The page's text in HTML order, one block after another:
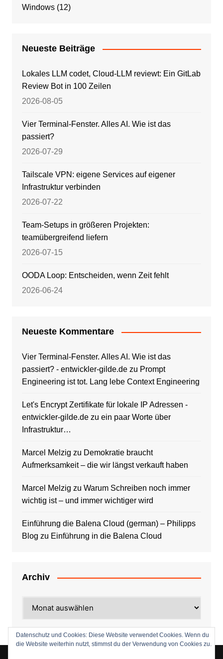
Windows(12)
Neueste Beiträge
Lokales LLM codet, Cloud-LLM reviewt: Ein GitLab
Review Bot in 100 Zeilen
2026-08-05
Vier Terminal-Fenster. Alles AI. Wie ist das
passiert?
2026-07-29
Tailscale VPN: eigene Services auf eigener
Infrastruktur verbinden
2026-07-22
Team-Setups in größeren Projekten:
teamübergreifend liefern
2026-07-15
OODA Loop: Entscheiden, wenn Zeit fehlt
2026-06-24
Neueste Kommentare
Vier Terminal-Fenster. Alles AI. Wie ist das
passiert? - entwickler-gilde.dezu Prompt
Engineering ist tot. Lang lebe Context Engineering
Let's Encrypt Zertifikate für lokale IP Adressen -
entwickler-gilde.dezu ein paar Worte über
Infrastruktur…
Marcel Melzig zu Demokratie braucht
Aufmerksamkeit – die wir längst verkauft haben
Marcel Melzig zu Warum Schreiben noch immer
wichtig ist – und immer wichtiger wird
Einführung die Balena Cloud (german) – Philipps
Blog zu Einführung in die Balena Cloud
Archiv
Datenschutz und Cookies: Diese Website verwendet Cookies. Wenn du
die Website weiterhin nutzt, stimmst du der Verwendung von Cookies zu.